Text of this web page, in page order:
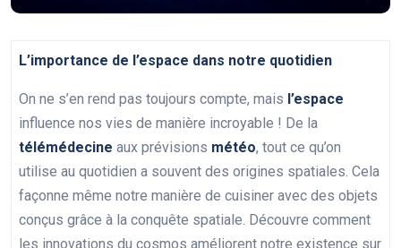
L’importance de l’espace dans notre quotidien
On ne s’en rend pas toujours compte, mais l’espace
influence nos vies de manière incroyable ! De la
télémédecine aux prévisions météo, tout ce qu’on
utilise au quotidien a souvent des origines spatiales. Cela
façonne même notre manière de cuisiner avec des objets
conçus grâce à la conquête spatiale. Découvre comment
les innovations du cosmos améliorent notre existence sur